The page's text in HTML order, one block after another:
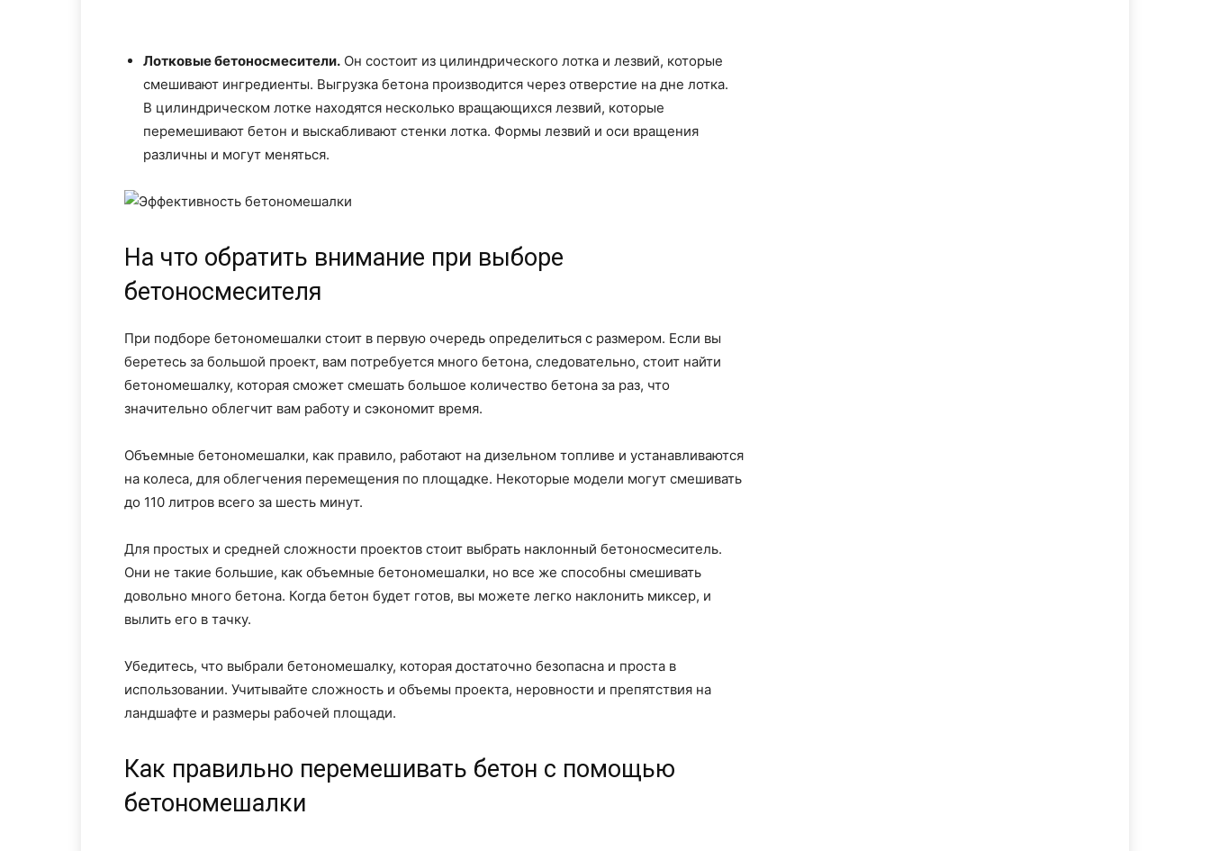
Лотковые бетоносмесители. Он состоит из цилиндрического лотка и лезвий, которые
смешивают ингредиенты. Выгрузка бетона производится через отверстие на дне лотка.
В цилиндрическом лотке находятся несколько вращающихся лезвий, которые
перемешивают бетон и выскабливают стенки лотка. Формы лезвий и оси вращения
различны и могут меняться.
На что обратить внимание при выборе
бетоносмесителя
При подборе бетономешалки стоит в первую очередь определиться с размером. Если вы
беретесь за большой проект, вам потребуется много бетона, следовательно, стоит найти
бетономешалку, которая сможет смешать большое количество бетона за раз, что
значительно облегчит вам работу и сэкономит время.
Объемные бетономешалки, как правило, работают на дизельном топливе и устанавливаются
на колеса, для облегчения перемещения по площадке. Некоторые модели могут смешивать
до 110 литров всего за шесть минут.
Для простых и средней сложности проектов стоит выбрать наклонный бетоносмеситель.
Они не такие большие, как объемные бетономешалки, но все же способны смешивать
довольно много бетона. Когда бетон будет готов, вы можете легко наклонить миксер, и
вылить его в тачку.
Убедитесь, что выбрали бетономешалку, которая достаточно безопасна и проста в
использовании. Учитывайте сложность и объемы проекта, неровности и препятствия на
ландшафте и размеры рабочей площади.
Как правильно перемешивать бетон с помощью
бетономешалки